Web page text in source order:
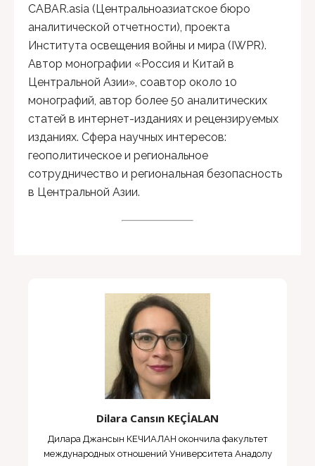
CABAR.asia (Центральноазиатское бюро
аналитической отчетности), проекта
Института освещения войны и мира (IWPR).
Автор монографии «Россия и Китай в
Центральной Азии», соавтор около 10
монографий, автор более 50 аналитических
статей в интернет-изданиях и рецензируемых
изданиях. Сфера научных интересов:
геополитическое и региональное
сотрудничество и региональная безопасность
в Центральной Азии.
Dilara Cansın KEÇİALAN
Дилара Джансын КЕЧИАЛАН окончила факультет
международных отношений Университета Анадолу